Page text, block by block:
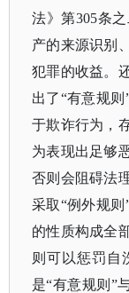
法》第305条
产的来源识别
犯罪的收益。
出了“有意规
于欺诈行为，
为表现出足够
否则会阻碍法
采取“例外规则
的性质构成全
则可以惩罚自
是“有意规则”